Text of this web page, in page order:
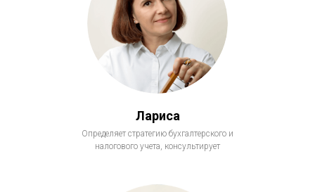
Лариса
Определяет стратегию бухгалтерского и
налогового учета, консультирует